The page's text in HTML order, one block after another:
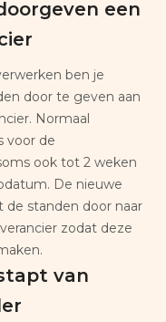
een
ben je
door te geven aan
Normaal
voor de
ook tot 2 weken
De nieuwe
de standen door naar
zodat deze
van